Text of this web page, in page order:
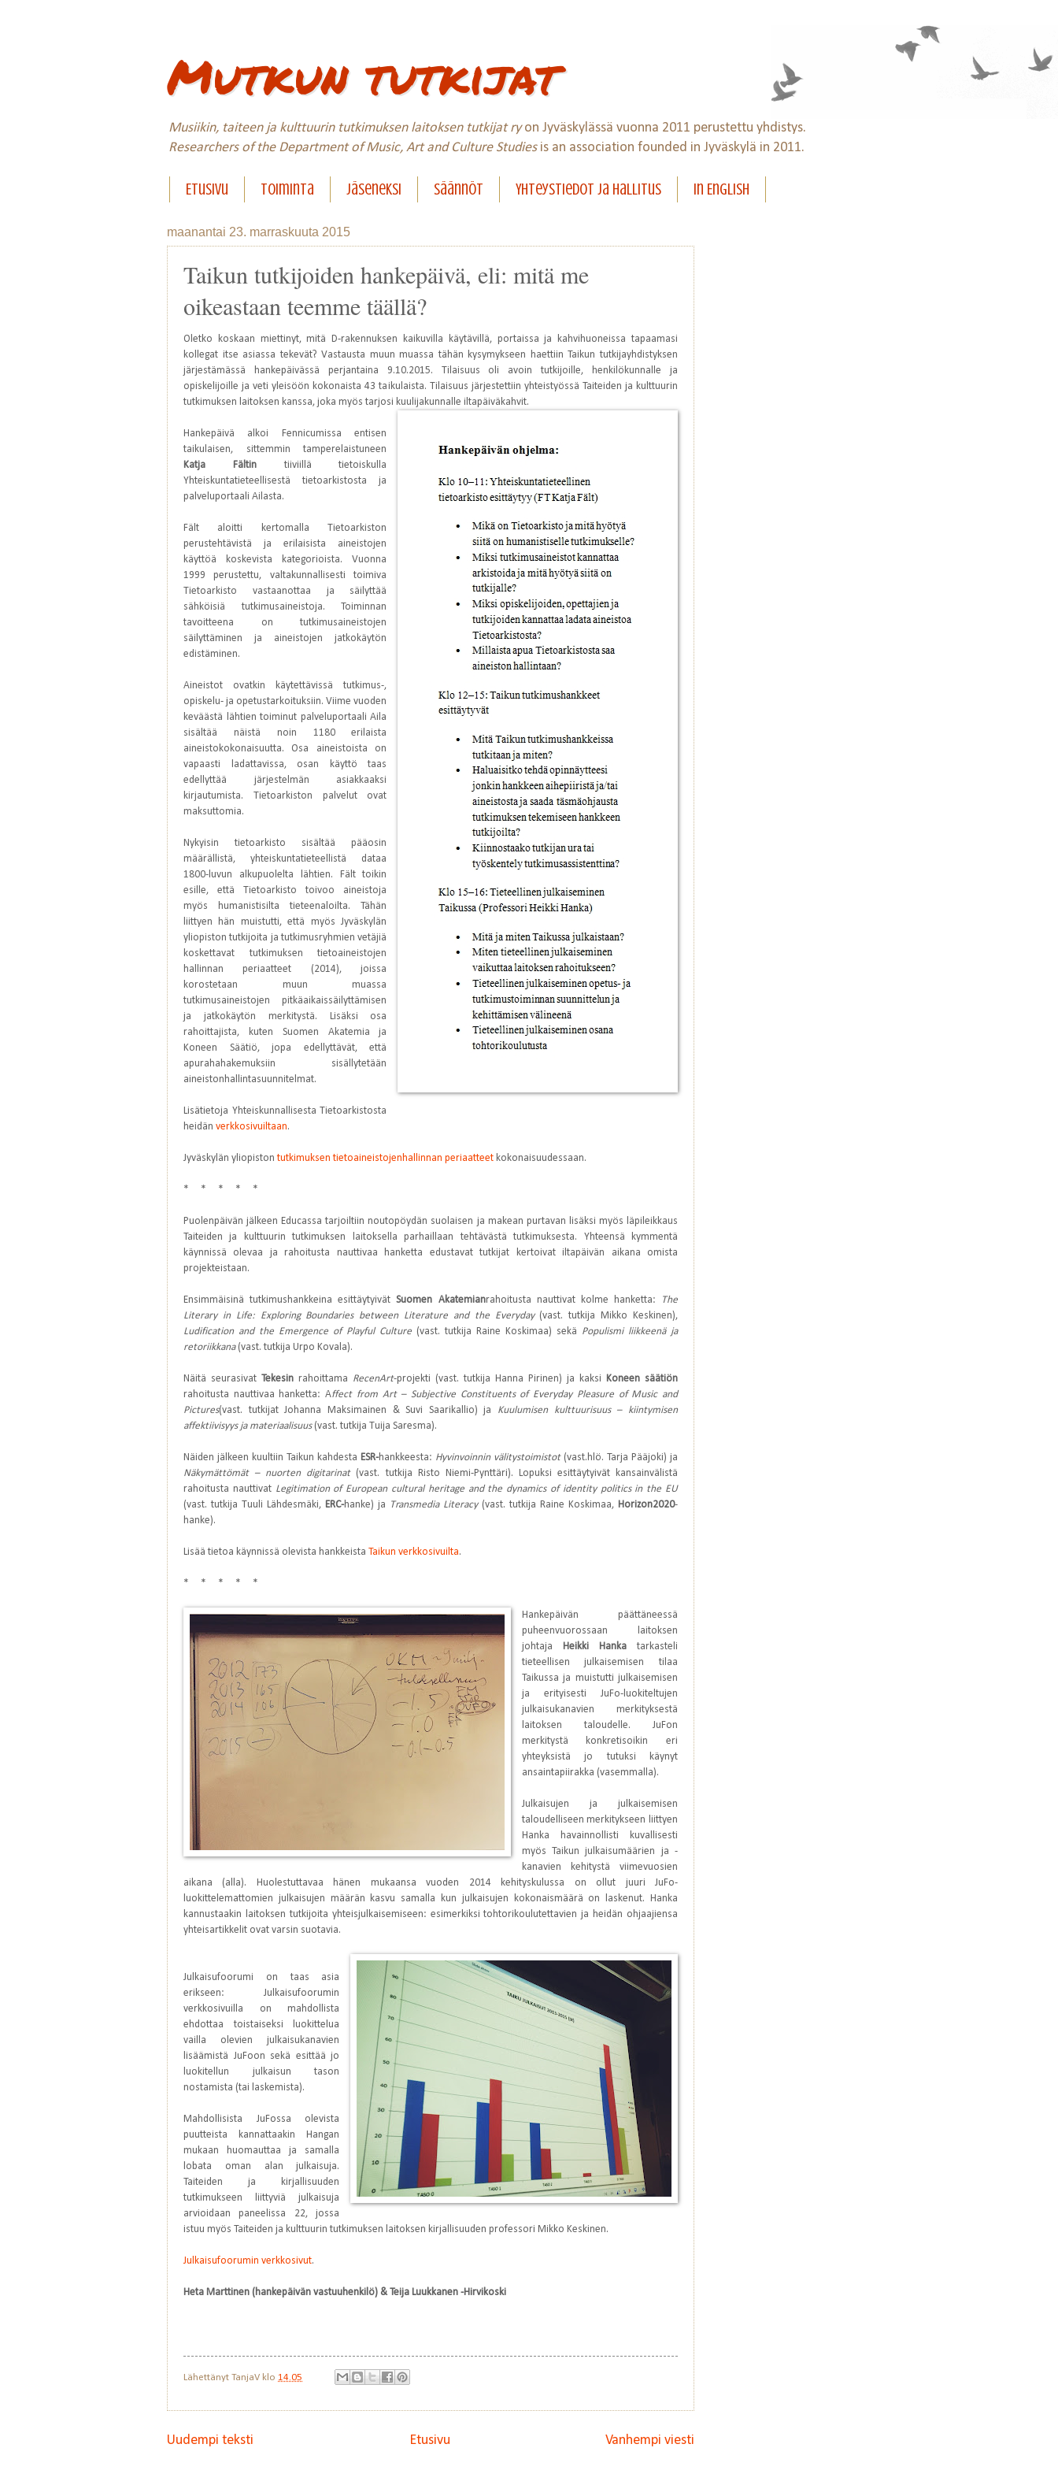
Mutkun tutkijat
Musiikin, taiteen ja kulttuurin tutkimuksen laitoksen tutkijat ryon Jyväskylässä vuonna 2011 perustettu yhdistys.
Researchers of the Department of Music, Art and Culture Studiesis an association founded in Jyväskylä in 2011.
Etusivu Toiminta Jäseneksi Säännöt Yhteystiedot ja hallitus In English
maanantai 23. marraskuuta 2015
Taikun tutkijoiden hankepäivä, eli: mitä me
oikeastaan teemme täällä?
Oletko koskaan miettinyt, mitä D-rakennuksen kaikuvilla käytävillä, portaissa ja kahvihuoneissa tapaamasi
kollegat itse asiassa tekevät? Vastausta muun muassa tähän kysymykseen haettiin Taikun tutkijayhdistyksen
järjestämässä hankepäivässä perjantaina 9.10.2015. Tilaisuus oli avoin tutkijoille, henkilökunnalle ja
opiskelijoille ja veti yleisöön kokonaista 43 taikulaista. Tilaisuus järjestettiin yhteistyössä Taiteiden ja kulttuurin
tutkimuksen laitoksen kanssa, joka myös tarjosi kuulijakunnalle iltapäiväkahvit.
Hankepäivä alkoi Fennicumissa entisen
taikulaisen, sittemmin tamperelaistuneen
Katja Fältintiiviillä tietoiskulla
Yhteiskuntatieteellisestä tietoarkistosta ja
palveluportaali Ailasta.
Fält aloitti kertomalla Tietoarkiston
perustehtävistä ja erilaisista aineistojen
käyttöä koskevista kategorioista. Vuonna
1999 perustettu, valtakunnallisesti toimiva
Tietoarkisto vastaanottaa ja säilyttää
sähköisiä tutkimusaineistoja. Toiminnan
tavoitteena on tutkimusaineistojen
säilyttäminen ja aineistojen jatkokäytön
edistäminen.
Aineistot ovatkin käytettävissä tutkimus-,
opiskelu- ja opetustarkoituksiin. Viime vuoden
keväästä lähtien toiminut palveluportaali Aila
sisältää näistä noin 1180 erilaista
aineistokokonaisuutta. Osa aineistoista on
vapaasti ladattavissa, osan käyttö taas
edellyttää järjestelmän asiakkaaksi
kirjautumista. Tietoarkiston palvelut ovat
maksuttomia.
Nykyisin tietoarkisto sisältää pääosin
määrällistä, yhteiskuntatieteellistä dataa
1800-luvun alkupuolelta lähtien. Fält toikin
esille, että Tietoarkisto toivoo aineistoja
myös humanistisilta tieteenaloilta.Tähän
liittyen hän muistutti, että myös Jyväskylän
yliopiston tutkijoita ja tutkimusryhmien vetäjiä
koskettavat tutkimuksen tietoaineistojen
hallinnan periaatteet (2014), joissa
korostetaan muun muassa
tutkimusaineistojen pitkäaikaissäilyttämisen
ja jatkokäytön merkitystä. Lisäksi osa
rahoittajista, kuten Suomen Akatemia ja
Koneen Säätiö, jopa edellyttävät, että
apurahahakemuksiin sisällytetään
aineistonhallintasuunnitelmat.
Lisätietoja Yhteiskunnallisesta Tietoarkistosta
heidän verkkosivuiltaan.
Jyväskylän yliopistontutkimuksen tietoaineistojenhallinnan periaatteet kokonaisuudessaan.
* * * * *
Puolenpäivän jälkeen Educassa tarjoiltiin noutopöydän suolaisen ja makean purtavan lisäksi myös läpileikkaus
Taiteiden ja kulttuurin tutkimuksen laitoksella parhaillaan tehtävästä tutkimuksesta. Yhteensä kymmentä
käynnissä olevaa ja rahoitusta nauttivaa hanketta edustavat tutkijat kertoivat iltapäivän aikana omista
projekteistaan.
Ensimmäisinä tutkimushankkeina esittäytyivätSuomen Akatemianrahoitusta nauttivat kolme hanketta:
The
Literary in Life: Exploring Boundaries between Literature and the Everyday (vast. tutkija Mikko Keskinen),
Ludification and the Emergence of Playful Culture (vast. tutkija Raine Koskimaa) sekä Populismi liikkeenä ja
retoriikkana(vast. tutkija Urpo Kovala).
Näitä seurasivat Tekesin rahoittama RecenArt-projekti (vast. tutkija Hanna Pirinen) ja kaksi
Koneen säätiön
rahoitusta nauttivaa hanketta: Affect from Art – Subjective Constituents of Everyday Pleasure of Music and
Pictures(vast. tutkijat Johanna Maksimainen & Suvi Saarikallio) ja Kuulumisen kulttuurisuus – kiintymisen
affektiivisyys ja materiaalisuus(vast. tutkija Tuija Saresma).
Näiden jälkeen kuultiin Taikun kahdesta ESR-hankkeesta: Hyvinvoinnin välitystoimistot(vast.hlö. Tarja Pääjoki) ja
Näkymättömät – nuorten digitarinat(vast. tutkija Risto Niemi-Pynttäri). Lopuksi esittäytyivät kansainvälistä
rahoitusta nauttivat Legitimation of European cultural heritage and the dynamics of identity politics in the EU
(vast. tutkija Tuuli Lähdesmäki, ERC-hanke) ja Transmedia Literacy(vast. tutkija Raine Koskimaa, Horizon2020-
hanke).
Lisää tietoa käynnissä olevista hankkeista Taikun verkkosivuilta.
* * * * *
Hankepäivän päättäneessä
puheenvuorossaan laitoksen
johtaja
Heikki Hankatarkasteli
tieteellisen julkaisemisen tilaa
Taikussa ja muistutti julkaisemisen
ja erityisesti JuFo-luokiteltujen
julkaisukanavien merkityksestä
laitoksen taloudelle. JuFon
merkitystä konkretisoikin eri
yhteyksistä jo tutuksi käynyt
ansaintapiirakka (vasemmalla).
Julkaisujen ja julkaisemisen
taloudelliseen merkitykseen liittyen
Hanka havainnollisti kuvallisesti
myös Taikun julkaisumäärien ja -
kanavien kehitystä viimevuosien
aikana (alla). Huolestuttavaa hänen mukaansa vuoden 2014 kehityskulussa on ollut juuri JuFo-
luokittelemattomien julkaisujen määrän kasvu samalla kun julkaisujen kokonaismäärä on laskenut.
Hanka
kannustaakin laitoksen tutkijoita yhteisjulkaisemiseen: esimerkiksi tohtorikoulutettavien ja heidän ohjaajiensa
yhteisartikkelit ovat varsin suotavia.
Julkaisufoorumi on taas asia
erikseen: Julkaisufoorumin
verkkosivuilla on mahdollista
ehdottaa toistaiseksi luokittelua
vailla olevien julkaisukanavien
lisäämistä JuFoon sekä esittää jo
luokitellun julkaisun tason
nostamista (tai laskemista).
Mahdollisista JuFossa olevista
puutteista kannattaakin Hangan
mukaan huomauttaa ja samalla
lobata oman alan julkaisuja.
Taiteiden ja kirjallisuuden
tutkimukseen liittyviä julkaisuja
arvioidaan paneelissa 22, jossa
istuu myös Taiteiden ja kulttuurin tutkimuksen laitoksen kirjallisuuden professori Mikko Keskinen.
Julkaisufoorumin verkkosivut.
Heta Marttinen (hankepäivän vastuuhenkilö) & Teija Luukkanen -Hirvikoski
Lähettänyt TanjaV klo 14.05
Uudempi teksti Vanhempi viesti
Etusivu